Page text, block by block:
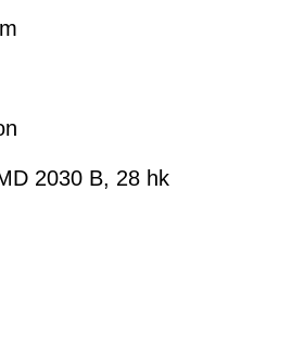
2030 B, 28 hk